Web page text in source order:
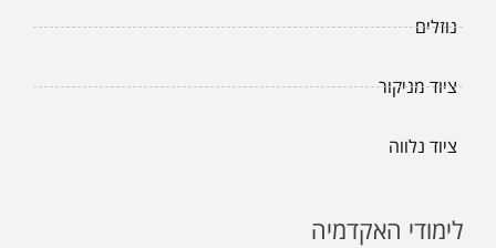
נוזלים
ציוד מניקור
ציוד נלווה
לימודי האקדמיה